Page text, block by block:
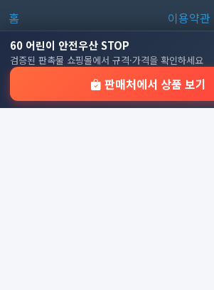
60 어린이 안전우산 STOP
검증된 판촉물 쇼핑몰에서 규격·가격을 확인하세요
판매처에서 상품 보기
홈
판촉물 인기 순위
전체 카테고리
자주 묻는 질문
이용약관
쿠키 정책